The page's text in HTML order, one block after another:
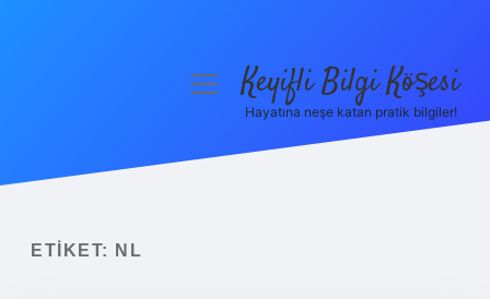
Yasal Uyarı
menüyüKeyifli Bilgi Köşesi
Hayatına neşe katan pratik bilgiler!
ETIKET: NL